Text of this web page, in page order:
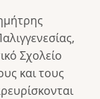
Σχολείο
και τους